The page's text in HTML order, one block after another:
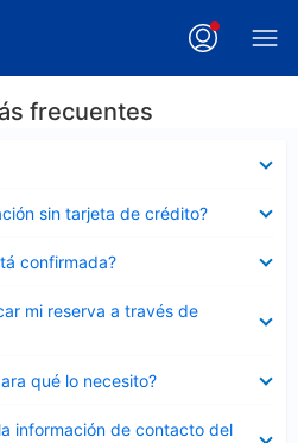
frecuentes
sin tarjeta de crédito?
confirmada?
mi reserva a través de
qué lo necesito?
información de contacto del